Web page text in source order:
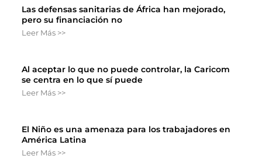
Las defensas sanitarias de África han mejorado,
pero su financiación no
Leer Más >>
Al aceptar lo que no puede controlar, la Caricom
se centra en lo que sí puede
Leer Más >>
El Niño es una amenaza para los trabajadores en
América Latina
Leer Más >>